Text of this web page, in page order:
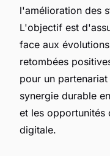
l'amélioration des
L'objectif est
face aux
retombées
pour un
synergie durable
et les opportunités
digitale.